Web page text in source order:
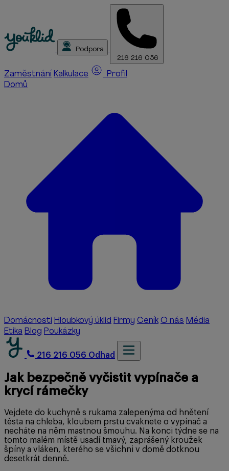
Podpora
216 216 056
Zaměstnání Kalkulace
Profil
Domů
Domácnosti Hloubkový úklid Firmy Ceník O nás Média
Etika Blog Poukázky
216 216 056 Odhad
Jak bezpečně vyčistit vypínače a
krycí rámečky
Vejdete do kuchyně s rukama zalepenýma od hnětení
těsta na chleba, kloubem prstu cvaknete o vypínač a
necháte na něm mastnou šmouhu. Na konci týdne se na
tomto malém místě usadí tmavý, zaprášený kroužek
špíny a vláken, kterého se všichni v domě dotknou
desetkrát denně.